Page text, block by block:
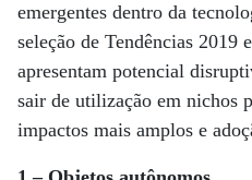
emergentes dentro da
seleção de Tendências 2019
apresentam potencial
sair de utilização em nichos
impactos mais amplos e